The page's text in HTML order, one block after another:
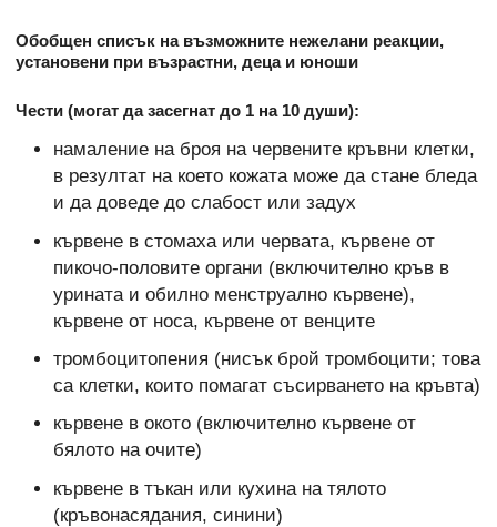
Обобщен списък на възможните нежелани реакции,
установени при възрастни, деца и юноши
Чести (могат да засегнат до 1 на 10 души):
намаление на броя на червените кръвни клетки,
в резултат на което кожата може да стане бледа
и да доведе до слабост или задух
кървене в стомаха или червата, кървене от
пикочо-половите органи (включително кръв в
урината и обилно менструално кървене),
кървене от носа, кървене от венците
тромбоцитопения (нисък брой тромбоцити; това
са клетки, които помагат съсирването на кръвта)
кървене в окото (включително кървене от
бялото на очите)
кървене в тъкан или кухина на тялото
(кръвонасядания, синини)